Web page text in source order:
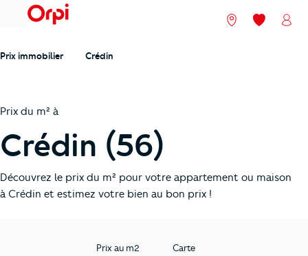
menu Nos agences
Mes
Prix immobilier Crédin
Prix du m² à
Crédin (56)
Découvrez le prix du m² pour votre appartement ou maison
à Crédin et estimez votre bien au bon prix !
Prix au m2 Carte